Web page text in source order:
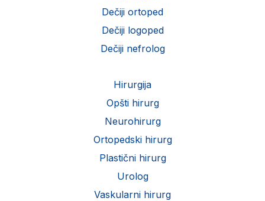
Dečiji ortoped
Dečiji logoped
Dečiji nefrolog
Hirurgija
Opšti hirurg
Neurohirurg
Ortopedski hirurg
Plastični hirurg
Urolog
Vaskularni hirurg